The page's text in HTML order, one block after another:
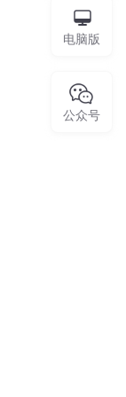
电脑版
公众号